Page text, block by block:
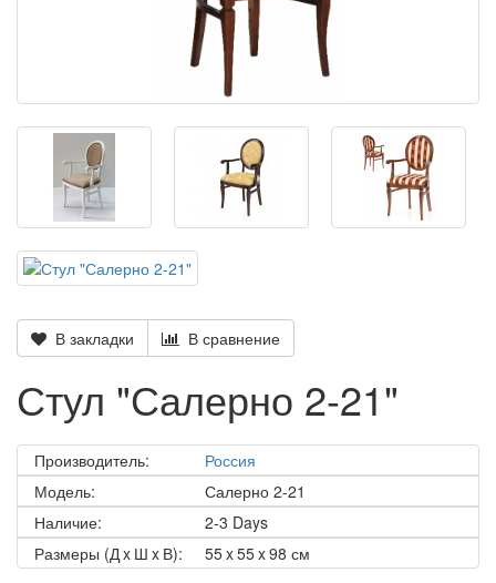
В закладки В сравнение
Стул "Салерно 2-21"
Производитель:
Россия
Модель:
Салерно 2-21
Наличие:
2-3 Days
Размеры (Д x Ш x В):
55 x 55 x 98 см